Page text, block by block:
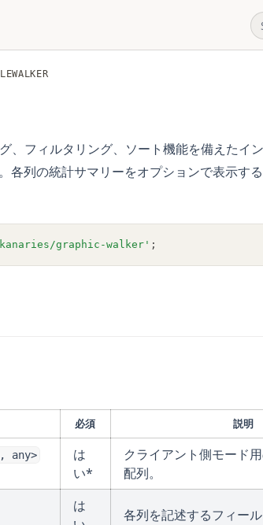
、フィルタリング、ソート機能を備えたイ
各列の統計サマリーをオプションで表示す
graphic-walker' ;
必須 説明
any>
は
い*
クライアント側モード
配列。
は
各列を記述するフィール